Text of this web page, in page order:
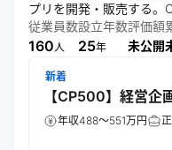
プリを開発・販売する。
ップを拡充し、直販と販
ーズに応じたカスタマイ
従業員数
160人
設立年数
25年
評価額
未公開
新着
【CP500】経営企
年収488～551万円